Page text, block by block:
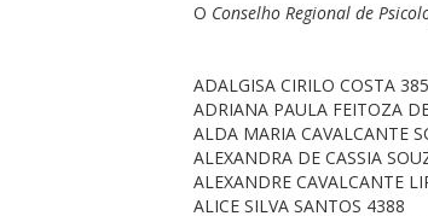
O Conselho Regional de
ADALGISA CIRILO COSTA
ADRIANA PAULA FEITOZA
ALDA MARIA CAVALCANTE
ALEXANDRA DE CASSIA
ALEXANDRE CAVALCANTE
ALICE SILVA SANTOS 4388